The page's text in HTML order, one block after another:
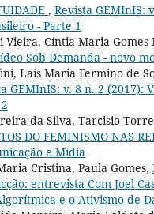
, Revista GEMInIS:
- Parte 1
Vieira, Cíntia Maria Gomes
Sob Demanda - novo
Laís Maria Fermino de
GEMInIS: v. 8 n. 2
da Silva, Tarcisio
DO FEMINISMO NAS
e Mídia
Cristina, Paula Gomes,
entrevista Com Joel
e o Ativismo de